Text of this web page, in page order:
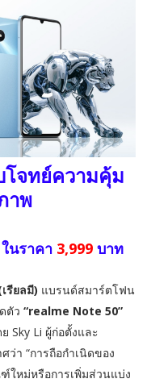
โจทย์ความคุ้ม
าพ
นราคา 3,999 บาท
รียลมี) แบรนด์สมาร์ตโฟน
ตัว “realme Note 50”
Sky Li ผู้ก่อตั้งและ
ว่า “การถือกำเนิดของ
ใหม่หรือการเพิ่มส่วนแบ่ง